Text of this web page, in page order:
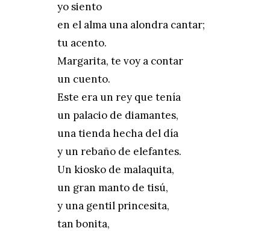
yo siento
en el alma una alondra cantar;
tu acento.
Margarita, te voy a contar
un cuento.
Este era un rey que tenía
un palacio de diamantes,
una tienda hecha del día
y un rebaño de elefantes.
Un kiosko de malaquita,
un gran manto de tisú,
y una gentil princesita,
tan bonita,